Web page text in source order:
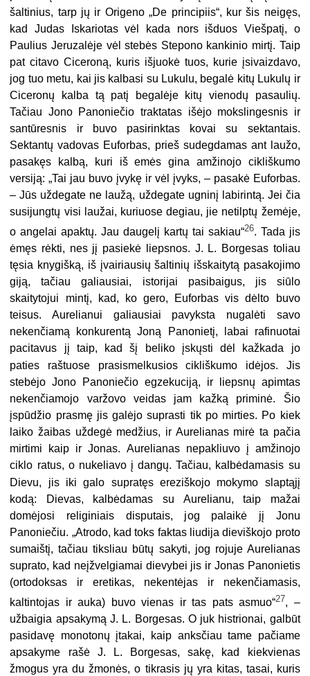
šaltinius, tarp jų ir Origeno „De principiis“, kur šis neigęs,
kad Judas Iskariotas vėl kada nors išduos Viešpatį, o
Paulius Jeruzalėje vėl stebės Stepono kankinio mirtį. Taip
pat citavo Ciceroną, kuris išjuokė tuos, kurie įsivaizdavo,
jog tuo metu, kai jis kalbasi su Lukulu, begalė kitų Lukulų ir
Ciceronų kalba tą patį begalėje kitų vienodų pasaulių.
Tačiau Jono Panoniečio traktatas išėjo mokslingesnis ir
santūresnis ir buvo pasirinktas kovai su sektantais.
Sektantų vadovas Euforbas, prieš sudegdamas ant laužo,
pasakęs kalbą, kuri iš emės gina amžinojo cikliškumo
versiją: „Tai jau buvo įvykę ir vėl įvyks, – pasakė Euforbas.
– Jūs uždegate ne laužą, uždegate ugninį labirintą. Jei čia
susijungtų visi laužai, kuriuose degiau, jie netilptų žemėje,
o angelai apaktų. Jau daugelį kartų tai sakiau“26. Tada jis
ėmęs rėkti, nes jį pasiekė liepsnos. J. L. Borgesas toliau
tęsia knygišką, iš įvairiausių šaltinių išskaitytą pasakojimo
giją, tačiau galiausiai, istorijai pasibaigus, jis siūlo
skaitytojui mintį, kad, ko gero, Euforbas vis dėlto buvo
teisus. Aurelianui galiausiai pavyksta nugalėti savo
nekenčiamą konkurentą Joną Panonietį, labai rafinuotai
pacitavus jį taip, kad šį beliko įskųsti dėl kažkada jo
paties raštuose
prasismelkusios cikliškumo idėjos. Jis
stebėjo Jono Panoniečio egzekuciją, ir liepsnų apimtas
nekenčiamojo varžovo veidas jam kažką priminė. Šio
įspūdžio prasmę jis galėjo suprasti tik po mirties. Po kiek
laiko žaibas uždegė medžius, ir Aurelianas mirė ta pačia
mirtimi kaip ir Jonas. Aurelianas nepakliuvo į amžinojo
ciklo ratus, o nukeliavo į dangų. Tačiau, kalbėdamasis su
Dievu, jis iki galo supratęs ereziškojo mokymo slaptąjį
kodą: Dievas, kalbėdamas su Aurelianu, taip mažai
domėjosi religiniais disputais, jog palaikė jį Jonu
Panoniečiu. „Atrodo, kad toks faktas liudija dieviškojo proto
sumaištį, tačiau tiksliau būtų sakyti, jog rojuje Aurelianas
suprato, kad neįžvelgiamai dievybei jis ir Jonas Panonietis
(ortodoksas ir eretikas, nekentėjas ir nekenčiamasis,
kaltintojas ir auka) buvo vienas ir tas pats asmuo“27, –
užbaigia apsakymą J. L. Borgesas. O juk histrionai, galbūt
pasidavę monotonų įtakai, kaip anksčiau tame pačiame
apsakyme rašė J. L. Borgesas, sakę, kad kiekvienas
žmogus yra du žmonės, o tikrasis jų yra kitas, tasai, kuris